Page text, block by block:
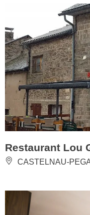
Restaurant Lou
CASTELNAU-